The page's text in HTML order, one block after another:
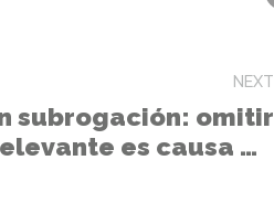
NEXT
subrogación: omitir
es causa de